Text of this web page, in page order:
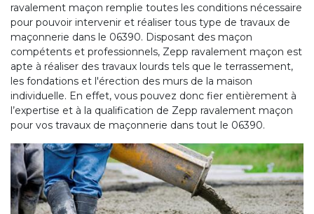
ravalement maçon remplie toutes les conditions nécessaire
pour pouvoir intervenir et réaliser tous type de travaux de
maçonnerie dans le 06390. Disposant des maçon
compétents et professionnels, Zepp ravalement maçon est
apte à réaliser des travaux lourds tels que le terrassement,
les fondations et l'érection des murs de la maison
individuelle. En effet, vous pouvez donc fier entièrement à
l’expertise et à la qualification de Zepp ravalement maçon
pour vos travaux de maçonnerie dans tout le 06390.